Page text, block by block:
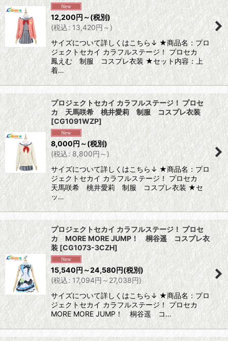
12,200円～(税別)
(税込: 13,420円～)
サイズについて詳しくはこちら↓ ★商品名：プロ
ジェクトセカイ カラフルステージ！ プロセカ
鳳えむ 制服 コスプレ衣装 ★セット内容：上
着…
プロジェクトセカイ カラフルステージ！ プロセ
カ 天馬咲希 桃井愛莉 制服 コスプレ衣装
[CG1091WZP]
8,000円～(税別)
(税込: 8,800円～)
サイズについて詳しくはこちら↓ ★商品名：プロ
ジェクトセカイ カラフルステージ！ プロセカ
天馬咲希 桃井愛莉 制服 コスプレ衣装 ★セ
ッ…
プロジェクトセカイ カラフルステージ！ プロセ
カ MORE MORE JUMP！ 桐谷遥 コスプレ衣
装[CG1073-3CZH]
15,540円～24,580円(税別)
(税込: 17,094円～27,038円)
サイズについて詳しくはこちら↓ ★商品名：プロ
ジェクトセカイ カラフルステージ！ プロセカ
MORE MORE JUMP！ 桐谷遥 コ…